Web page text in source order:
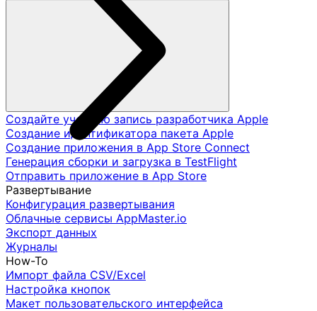
Создайте учетную запись разработчика Apple
Создание идентификатора пакета Apple
Создание приложения в App Store Connect
Генерация сборки и загрузка в TestFlight
Отправить приложение в App Store
Развертывание
Конфигурация развертывания
Облачные сервисы AppMaster.io
Экспорт данных
Журналы
How-To
Импорт файла CSV/Excel
Настройка кнопок
Макет пользовательского интерфейса